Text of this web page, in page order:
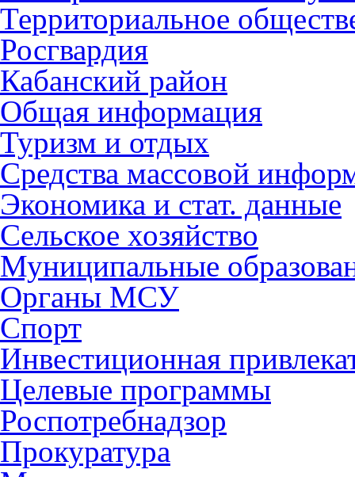
Территориальное
Росгвардия
Кабанский район
Общая информация
Туризм и отдых
Средства массовой
Экономика и стат. данные
Сельское хозяйство
Муниципальные
Органы МСУ
Спорт
Инвестиционная
Целевые программы
Роспотребнадзор
Прокуратура